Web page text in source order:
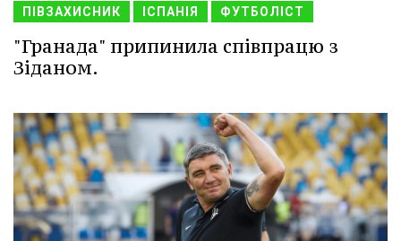
ПІВЗАХИСНИК ІСПАНІЯ ФУТБОЛІСТ
"Гранада" припинила співпрацю з
Зіданом.